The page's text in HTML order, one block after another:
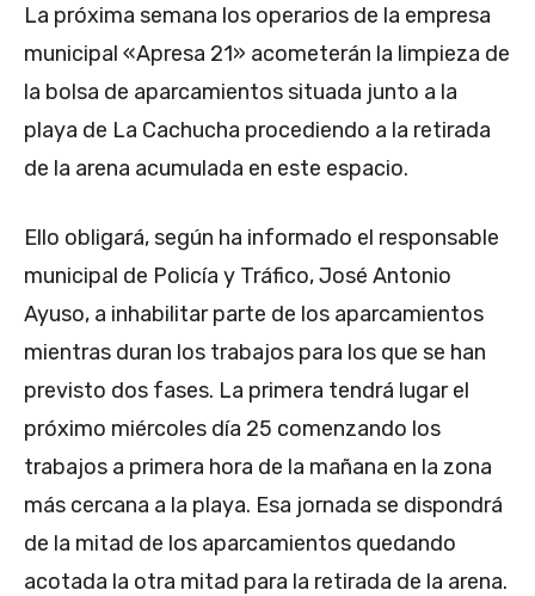
La próxima semana los operarios de la empresa
municipal «Apresa 21» acometerán la limpieza de
la bolsa de aparcamientos situada junto a la
playa de La Cachucha procediendo a la retirada
de la arena acumulada en este espacio.
Ello obligará, según ha informado el responsable
municipal de Policía y Tráfico, José Antonio
Ayuso, a inhabilitar parte de los aparcamientos
mientras duran los trabajos para los que se han
previsto dos fases. La primera tendrá lugar el
próximo miércoles día 25 comenzando los
trabajos a primera hora de la mañana en la zona
más cercana a la playa. Esa jornada se dispondrá
de la mitad de los aparcamientos quedando
acotada la otra mitad para la retirada de la arena.